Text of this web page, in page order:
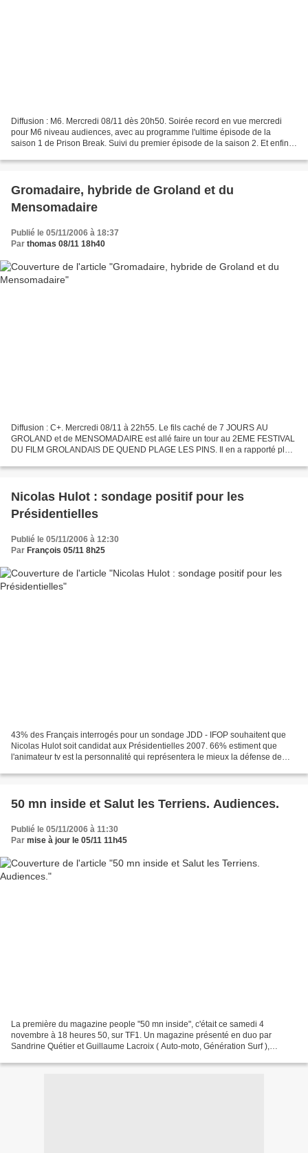
Diffusion : M6. Mercredi 08/11 dès 20h50. Soirée record en vue mercredi
pour M6 niveau audiences, avec au programme l'ultime épisode de la
saison 1 de Prison Break. Suivi du premier épisode de la saison 2. Et enfin,
Gromadaire, hybride de Groland et du
Mensomadaire
Publié le 05/11/2006 à 18:37
Par thomas 08/11 18h40
Diffusion : C+. Mercredi 08/11 à 22h55. Le fils caché de 7 JOURS AU
GROLAND et de MENSOMADAIRE est allé faire un tour au 2EME FESTIVAL
DU FILM GROLANDAIS DE QUEND PLAGE LES PINS. Il en a rapporté plein
Nicolas Hulot : sondage positif pour les
Présidentielles
Publié le 05/11/2006 à 12:30
Par François 05/11 8h25
43% des Français interrogés pour un sondage JDD - IFOP souhaitent que
Nicolas Hulot soit candidat aux Présidentielles 2007. 66% estiment que
l'animateur tv est la personnalité qui représentera le mieux la défense de
50 mn inside et Salut les Terriens. Audiences.
Publié le 05/11/2006 à 11:30
Par mise à jour le 05/11 11h45
La première du magazine people "50 mn inside", c'était ce samedi 4
novembre à 18 heures 50, sur TF1. Un magazine présenté en duo par
Sandrine Quétier et Guillaume Lacroix ( Auto-moto, Génération Surf ),